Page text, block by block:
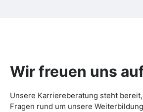
Wir freuen uns
Unsere Karriereberatung steht
Fragen rund um unsere